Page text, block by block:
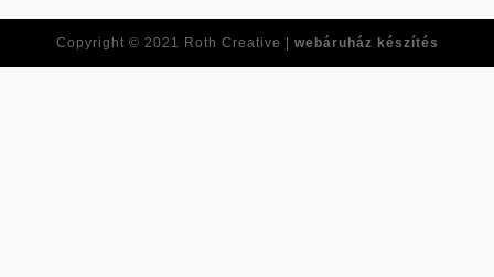
Copyright © 2021 Roth Creative | webáruház készítés